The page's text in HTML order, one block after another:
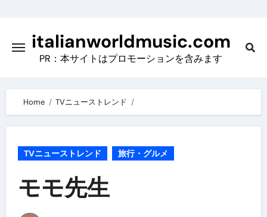
contentitalianworldmusic.com
PR：本サイトはプロモーションを含みます
Home TVニューストレンド
TVニューストレンド 旅行・グルメ
モモ先生